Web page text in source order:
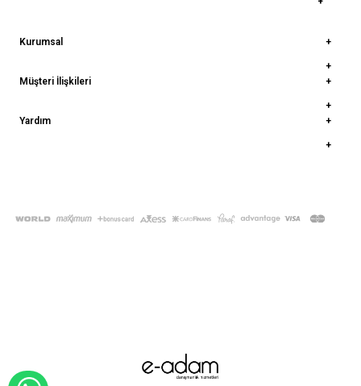
Kurumsal
Müşteri İlişkileri
Yardım